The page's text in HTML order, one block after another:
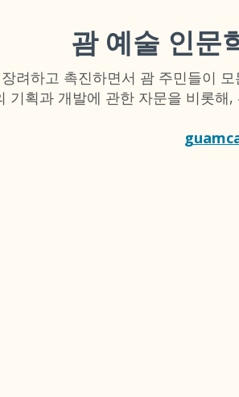
괌 예술 인문
려하고 촉진하면서 괌 주민들이
기획과 개발에 관한 자문을 비롯